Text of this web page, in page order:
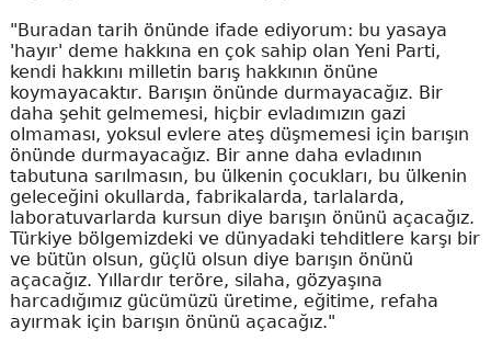
"Buradan tarih önünde ifade ediyorum: bu yasaya
'hayır' deme hakkına en çok sahip olan Yeni Parti,
kendi hakkını milletin barış hakkının önüne
koymayacaktır. Barışın önünde durmayacağız. Bir
daha şehit gelmemesi, hiçbir evladımızın gazi
olmaması, yoksul evlere ateş düşmemesi için barışın
önünde durmayacağız. Bir anne daha evladının
tabutuna sarılmasın, bu ülkenin çocukları, bu ülkenin
geleceğini okullarda, fabrikalarda, tarlalarda,
laboratuvarlarda kursun diye barışın önünü açacağız.
Türkiye bölgemizdeki ve dünyadaki tehditlere karşı bir
ve bütün olsun, güçlü olsun diye barışın önünü
açacağız. Yıllardır teröre, silaha, gözyaşına
harcadığımız gücümüzü üretime, eğitime, refaha
ayırmak için barışın önünü açacağız."